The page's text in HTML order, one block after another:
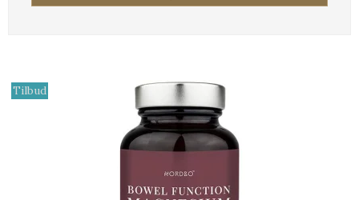
Tilbud